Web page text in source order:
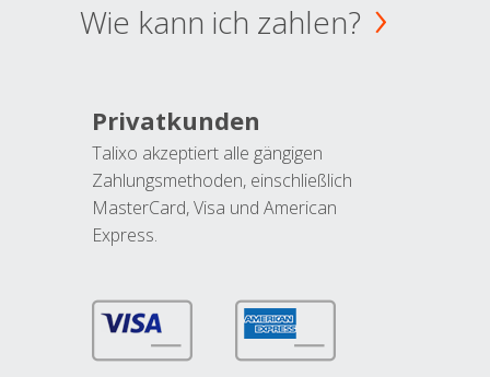
Wie kann ich zahlen?
Privatkunden
Talixo akzeptiert alle gängigen
Zahlungsmethoden, einschließlich
MasterCard, Visa und American
Express.